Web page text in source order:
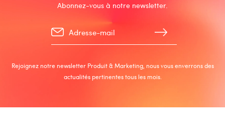
Abonnez-vous à notre newsletter.
Rejoignez notre newsletter Produit & Marketing, nous vous enverrons des
actualités pertinentes tous les mois.